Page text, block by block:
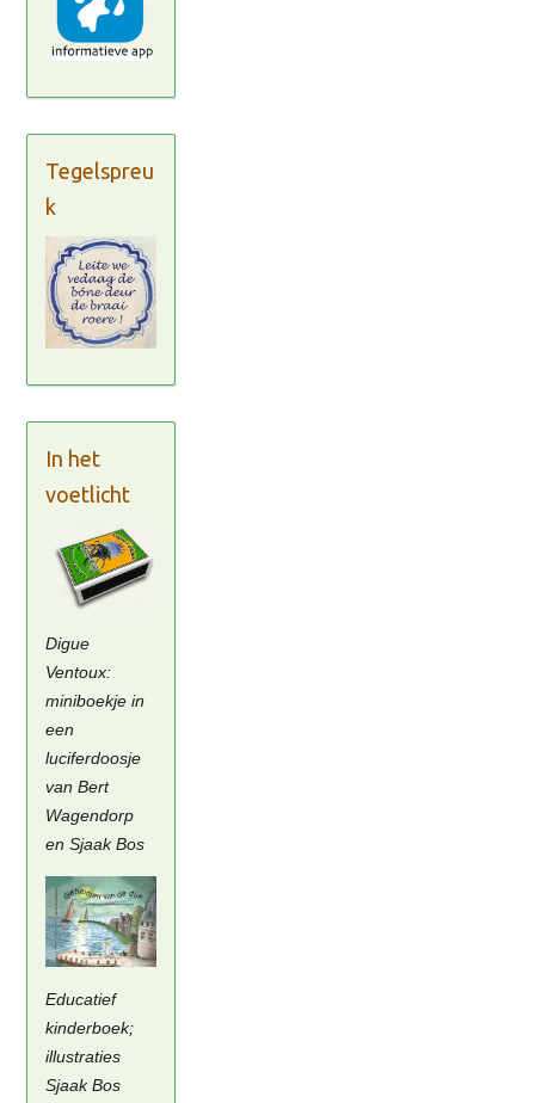
Tegelspreu
k
In het
voetlicht
Digue
Ventoux:
miniboekje in
een
luciferdoosje
van Bert
Wagendorp
en Sjaak Bos
Educatief
kinderboek;
illustraties
Sjaak Bos